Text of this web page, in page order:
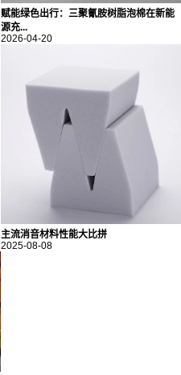
赋能绿色出行：三聚氰胺树脂泡棉在新能
源充...
2026-04-20
主流消音材料性能大比拼
2025-08-08